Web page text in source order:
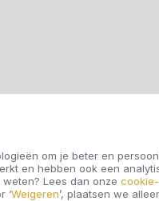
om je beter en
en hebben ook een
Lees dan onze
‘Weigeren’, plaatsen we